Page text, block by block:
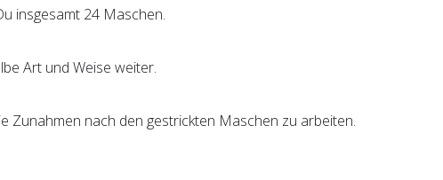
insgesamt 24 Maschen.
Art und Weise weiter.
Zunahmen nach den gestrickten Maschen zu arbeiten.